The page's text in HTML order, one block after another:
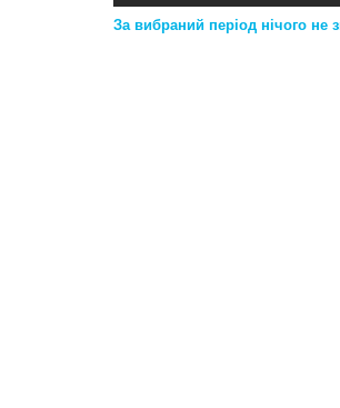
За вибраний період нічого не